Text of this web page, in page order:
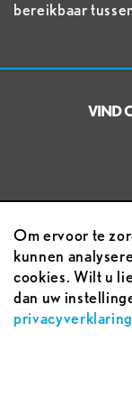
bereikbaar
VIND
Om ervoor te
kunnen
cookies. Wilt u
dan uw